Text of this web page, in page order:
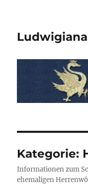
Kategorie:
Informationen zum
ehemaligen